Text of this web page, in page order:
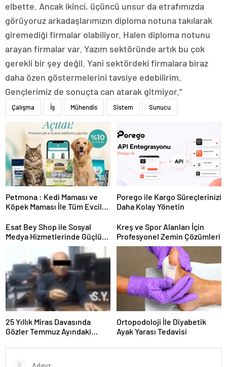
elbette. Ancak ikinci, üçüncü unsur da etrafımızda
görüyoruz arkadaşlarımızın diploma notuna takılarak
giremediği firmalar olabiliyor. Halen diploma notunu
arayan firmalar var. Yazım sektöründe artık bu çok
gerekli bir şey değil. Yani sektördeki firmalara biraz
daha özen göstermelerini tavsiye edebilirim.
Gençlerimiz de sonuçta can atarak gitmiyor.”
Çalışma İş Mühendis Sistem Sunucu
Petmona : Kedi Maması ve
Köpek Maması İle Tüm Evcil
Porego ile Kargo Süreçlerinizi
Daha Kolay Yönetin
Esat Bey Shop ile Sosyal
Medya Hizmetlerinde Güçlü
Kreş ve Spor Alanları İçin
Profesyonel Zemin Çözümleri
25 Yıllık Miras Davasında
Gözler Temmuz Ayındaki
Ortopodoloji İle Diyabetik
Ayak Yarası Tedavisi